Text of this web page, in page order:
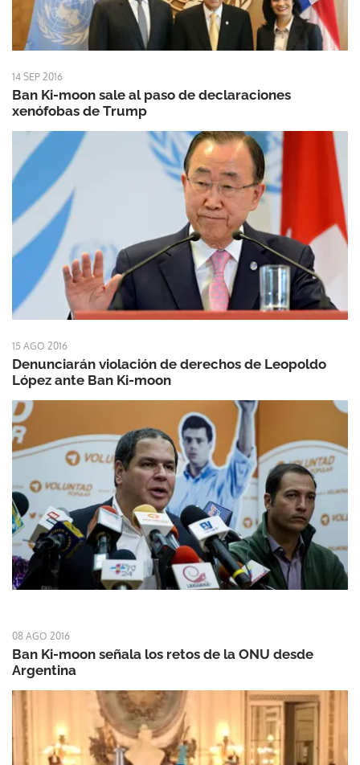
14 SEP 2016
Ban Ki-moon sale al paso de declaraciones
xenófobas de Trump
15 AGO 2016
Denunciarán violación de derechos de Leopoldo
López ante Ban Ki-moon
08 AGO 2016
Ban Ki-moon señala los retos de la ONU desde
Argentina